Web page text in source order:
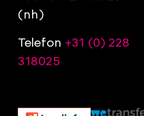
(nh)
Telefon +31 (0) 228
318025